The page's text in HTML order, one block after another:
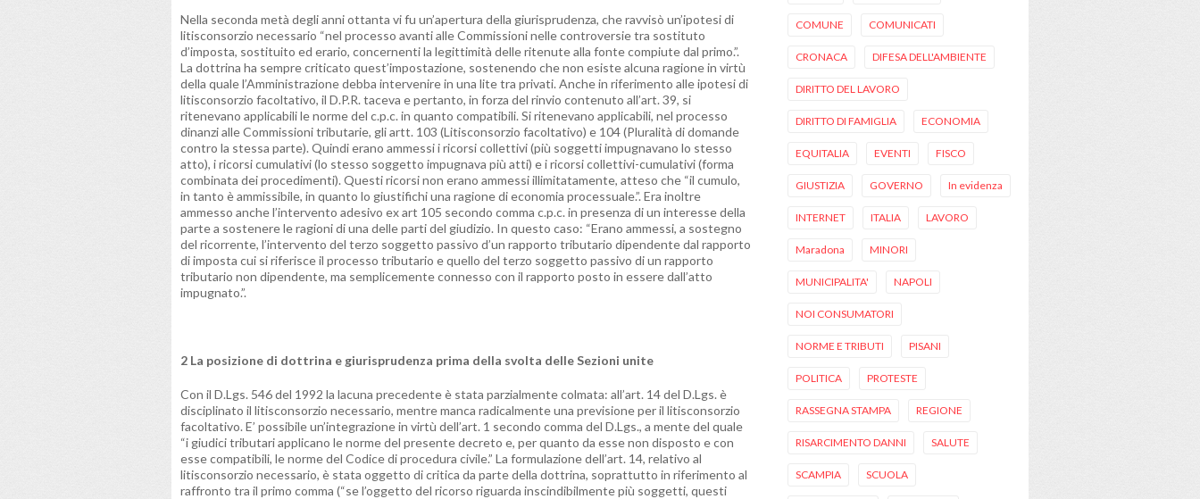
Nella seconda metà degli anni ottanta vi fu un’apertura della giurisprudenza, che ravvisò un’ipotesi di
litisconsorzio necessario “nel processo avanti alle Commissioni nelle controversie tra sostituto
d’imposta, sostituito ed erario, concernenti la legittimità delle ritenute alla fonte compiute dal primo.”.
La dottrina ha sempre criticato quest’impostazione, sostenendo che non esiste alcuna ragione in virtù
della quale l’Amministrazione debba intervenire in una lite tra privati. Anche in riferimento alle ipotesi di
litisconsorzio facoltativo, il D.P.R. taceva e pertanto, in forza del rinvio contenuto all’art. 39, si
ritenevano applicabili le norme del c.p.c. in quanto compatibili. Si ritenevano applicabili, nel processo
dinanzi alle Commissioni tributarie, gli artt. 103 (Litisconsorzio facoltativo) e 104 (Pluralità di domande
contro la stessa parte). Quindi erano ammessi i ricorsi collettivi (più soggetti impugnavano lo stesso
atto), i ricorsi cumulativi (lo stesso soggetto impugnava più atti) e i ricorsi collettivi-cumulativi (forma
combinata dei procedimenti). Questi ricorsi non erano ammessi illimitatamente, atteso che “il cumulo,
in tanto è ammissibile, in quanto lo giustifichi una ragione di economia processuale.”. Era inoltre
ammesso anche l’intervento adesivo ex art 105 secondo comma c.p.c. in presenza di un interesse della
parte a sostenere le ragioni di una delle parti del giudizio. In questo caso: “Erano ammessi, a sostegno
del ricorrente, l’intervento del terzo soggetto passivo d’un rapporto tributario dipendente dal rapporto
di imposta cui si riferisce il processo tributario e quello del terzo soggetto passivo di un rapporto
tributario non dipendente, ma semplicemente connesso con il rapporto posto in essere dall’atto
impugnato.”.
2 La posizione di dottrina e giurisprudenza prima della svolta delle Sezioni unite
Con il D.Lgs. 546 del 1992 la lacuna precedente è stata parzialmente colmata: all’art. 14 del D.Lgs. è
disciplinato il litisconsorzio necessario, mentre manca radicalmente una previsione per il litisconsorzio
facoltativo. E’ possibile un’integrazione in virtù dell’art. 1 secondo comma del D.Lgs., a mente del quale
“i giudici tributari applicano le norme del presente decreto e, per quanto da esse non disposto e con
esse compatibili, le norme del Codice di procedura civile.” La formulazione dell’art. 14, relativo al
litisconsorzio necessario, è stata oggetto di critica da parte della dottrina, soprattutto in riferimento al
raffronto tra il primo comma (“se l’oggetto del ricorso riguarda inscindibilmente più soggetti, questi
COMUNE COMUNICATI
CRONACA DIFESA DELL'AMBIENTE
DIRITTO DEL LAVORO
DIRITTO DI FAMIGLIA ECONOMIA
EQUITALIA EVENTI FISCO
GIUSTIZIA GOVERNO In evidenza
INTERNET ITALIA LAVORO
Maradona MINORI
MUNICIPALITA' NAPOLI
NOI CONSUMATORI
NORME E TRIBUTI PISANI
POLITICA PROTESTE
RASSEGNA STAMPA REGIONE
RISARCIMENTO DANNI SALUTE
SCAMPIA SCUOLA